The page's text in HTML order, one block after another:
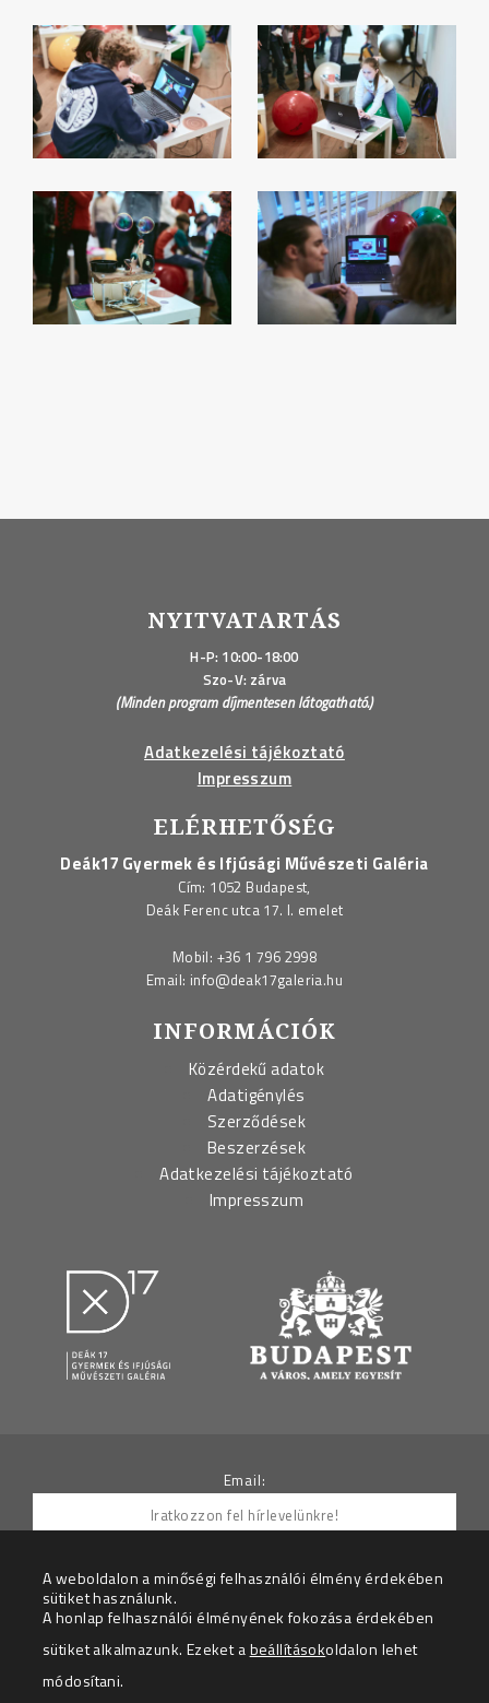
NYITVATARTÁS
H-P: 10:00-18:00
Szo-V: zárva
(Minden program díjmentesen látogatható.)
Adatkezelési tájékoztató
Impresszum
ELÉRHETŐSÉG
Deák17 Gyermek és Ifjúsági Művészeti Galéria
Cím: 1052 Budapest,
Deák Ferenc utca 17. I. emelet
Mobil: +36 1 796 2998
Email: info@deak17galeria.hu
INFORMÁCIÓK
Közérdekű adatok
Adatigénylés
Szerződések
Beszerzések
Adatkezelési tájékoztató
Impresszum
Email:
Hozzájárulok ahhoz, hogy az Adatkezelő részemre
Az adatkezelési tájékoztatót megértettem.
A weboldalon a minőségi felhasználói élmény érdekében
sütiket használunk.
A honlap felhasználói élményének fokozása érdekében
sütiket alkalmazunk. Ezeket abeállításokoldalon lehet
módosítani.